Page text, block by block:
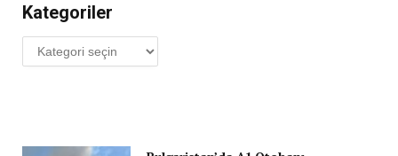
Kategoriler
Kategoriler